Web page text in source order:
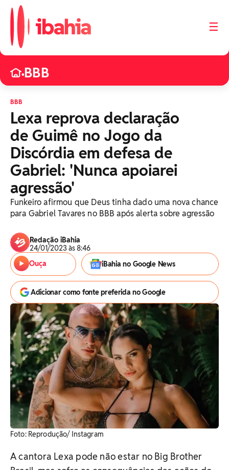
☰
•BBB
BBB
Lexa reprova declaração
de Guimê no Jogo da
Discórdia em defesa de
Gabriel: 'Nunca apoiarei
agressão'
Funkeiro afirmou que Deus tinha dado uma nova chance
para Gabriel Tavares no BBB após alerta sobre agressão
Redação iBahia
24/01/2023 às 8:46
Ouça
iBahia no Google News
Adicionar como fonte preferida no Google
Foto: Reprodução/ Instagram
A cantora Lexa pode não estar no Big Brother